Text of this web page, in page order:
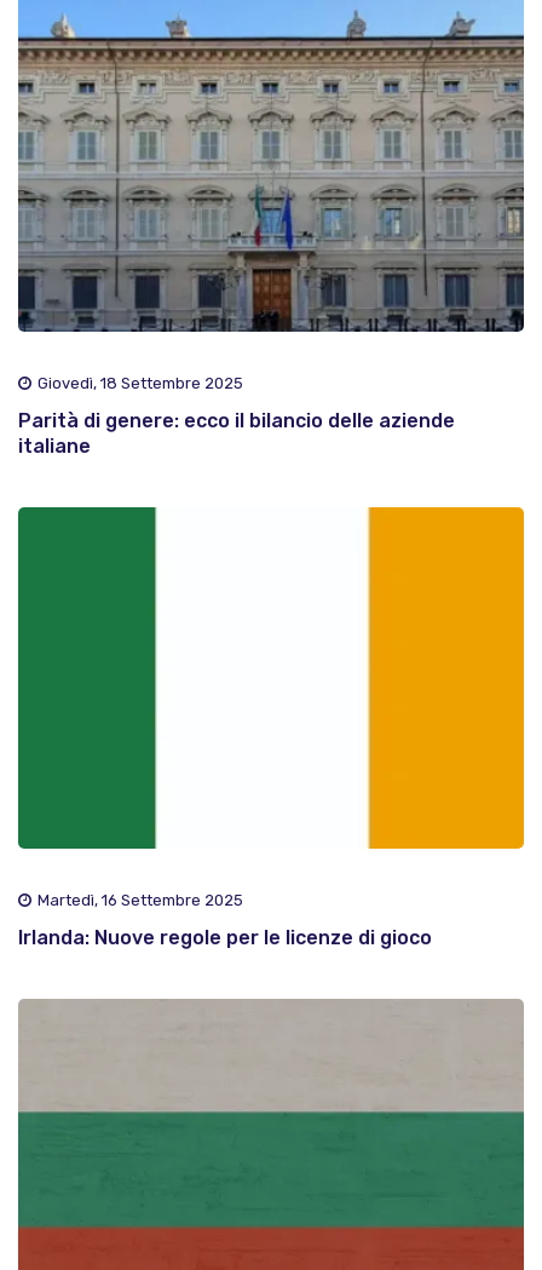
Giovedì, 18 Settembre 2025
Parità di genere: ecco il bilancio delle aziende
italiane
Martedì, 16 Settembre 2025
Irlanda: Nuove regole per le licenze di gioco